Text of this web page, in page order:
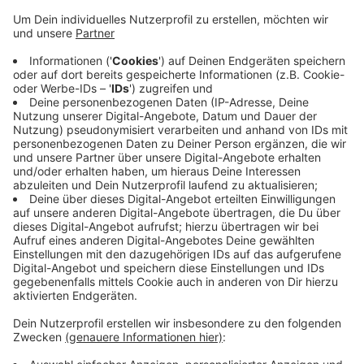
Anzeige
Die Feuerwehr Xanten musste gestern abend wieder
ein abgeerntetes Feld löschen. In Wardt war eine
Fläche von ca 600 Quadratmetern aus ungeklärter
Ursache in Brand geraten. Bedingt durch die Hitze und
die Trockenheit besteht aktuell sehr hohe
Feuergefahr. Deshalb sind alle zu besonderer Vorsicht
aufgerufen. Eine weggeworfene Kippe kann einen
Großeinsatz auslösen.
Anzeige